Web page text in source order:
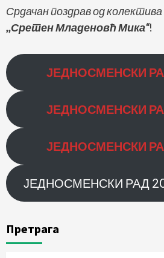
Срдачан поздрав од
,,Сретен Младеновћ Мика“!
ЈЕДНОСМЕНСКИ
ЈЕДНОСМЕНСКИ
ЈЕДНОСМЕНСКИ
ЈЕДНОСМЕНСКИ РАД
Претрага